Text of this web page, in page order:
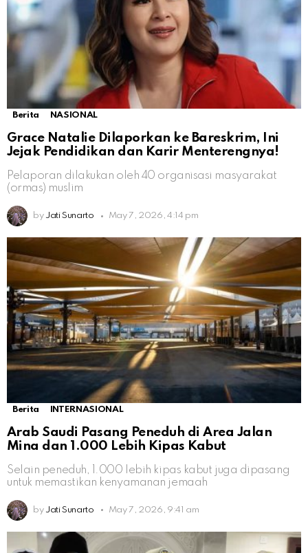
Berita NASIONAL
Grace Natalie Dilaporkan ke Bareskrim, Ini
Jejak Pendidikan dan Karir Menterengnya!
Pelaporan dilakukan oleh 40 organisasi masyarakat
(ormas) muslim
by Jati Sunarto May 7, 2026, 4:14 pm
Berita INTERNASIONAL
Arab Saudi Pasang Peneduh di Area Jalan
Mina dan 1.000 Lebih Kipas Kabut
Selain peneduh, 1.000 lebih kipas kabut juga dipasang
untuk memastikan kenyamanan jemaah
by Jati Sunarto May 7, 2026, 9:41 am